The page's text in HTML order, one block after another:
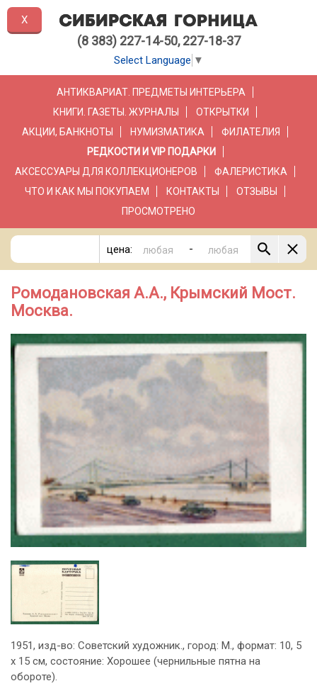
(8 383) 227-14-50, 227-18-37
Select Language ▼
АНТИКВАРИАТ. ПРЕДМЕТЫ ИНТЕРЬЕРА
КНИГИ. ГАЗЕТЫ. ЖУРНАЛЫ
ОТКРЫТКИ
АКЦИИ, БАНКНОТЫ
НУМИЗМАТИКА
ФИЛАТЕЛИЯ
РЕДКОСТИ И VIP ПОДАРКИ
АКСЕССУАРЫ ДЛЯ КОЛЛЕКЦИОНЕРОВ
ФАЛЕРИСТИКА
ЧТО И КАК МЫ ПОКУПАЕМ
КОНТАКТЫ
ОТЗЫВЫ
ПРОСМОТРЕНО
цена: -
Ромодановская А.А., Крымский Мост.
Москва.
1951, изд-во: Советский художник., город: М., формат: 10, 5
х 15 см, состояние: Хорошее (чернильные пятна на
обороте).
X